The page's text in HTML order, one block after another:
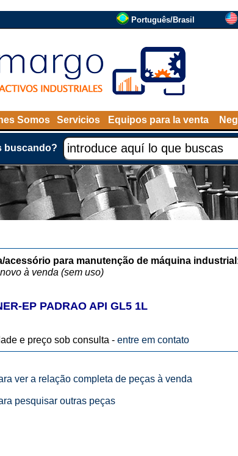
Português/Brasil
Somos Servicios Equipos para la venta
buscando?
acessório para manutenção de máquina
à venda (sem uso)
EP PADRAO API GL5 1L
e preço sob consulta - entre em contato
ver a relação completa de peças à venda
pesquisar outras peças